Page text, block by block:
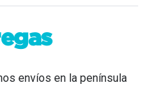
envíos en la península